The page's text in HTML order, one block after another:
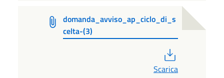
domanda_avviso_ap_ciclo_di_s
celta-(3)
Scarica